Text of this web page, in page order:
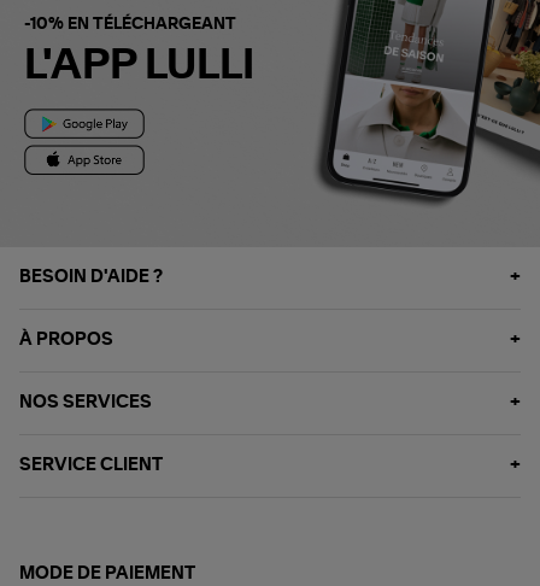
-10% EN TÉLÉCHARGEANT
L'APP LULLI
BESOIN D'AIDE ?
À PROPOS
NOS SERVICES
SERVICE CLIENT
MODE DE PAIEMENT